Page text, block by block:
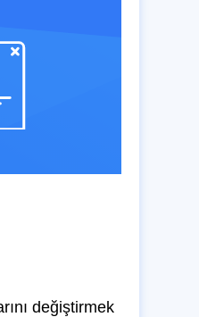
değiştirmek